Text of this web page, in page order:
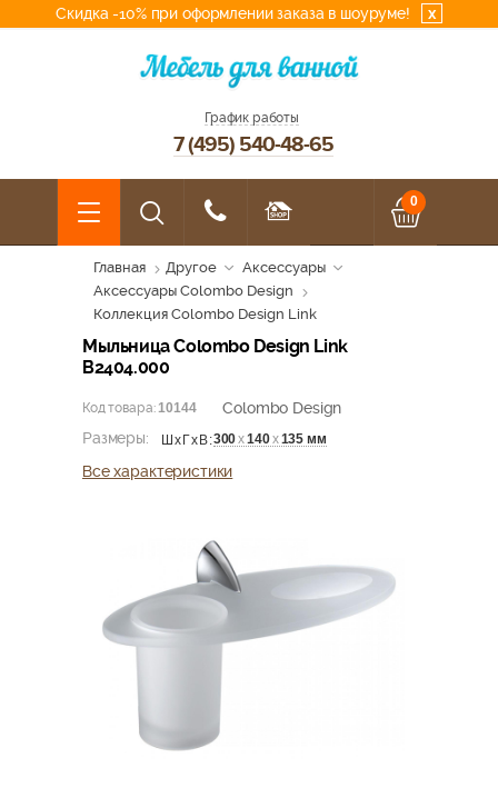
Скидка -10% при оформлении заказа в шоуруме! x
График работы
7 (495) 540-48-65
0
Главная Другое
Аксессуары
Аксессуары Colombo Design
Коллекция Colombo Design Link
Мыльница Colombo Design Link
В2404.000
Код товара: 10144
Colombo Design
Размеры:
ШхГхВ:300х140х135 мм
Все характеристики